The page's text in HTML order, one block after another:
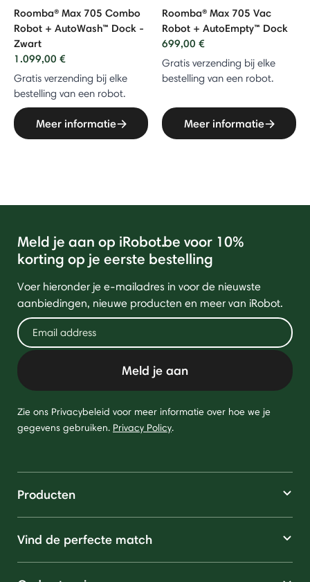
Roomba® Max 705 Combo
Robot + AutoWash™ Dock -
Zwart
1.099,00 €
Gratis verzending bij elke
bestelling van een robot.
Meer informatie
Roomba® Max 705 Vac
Robot + AutoEmpty™ Dock
699,00 €
Gratis verzending bij elke
bestelling van een robot.
Meer informatie
Meld je aan op iRobot.be voor 10%
korting op je eerste bestelling
Voer hieronder je e-mailadres in voor de nieuwste
aanbiedingen, nieuwe producten en meer van iRobot.
Meld je aan
Zie ons Privacybeleid voor meer informatie over hoe we je
gegevens gebruiken. Privacy Policy.
Producten
Vind de perfecte match